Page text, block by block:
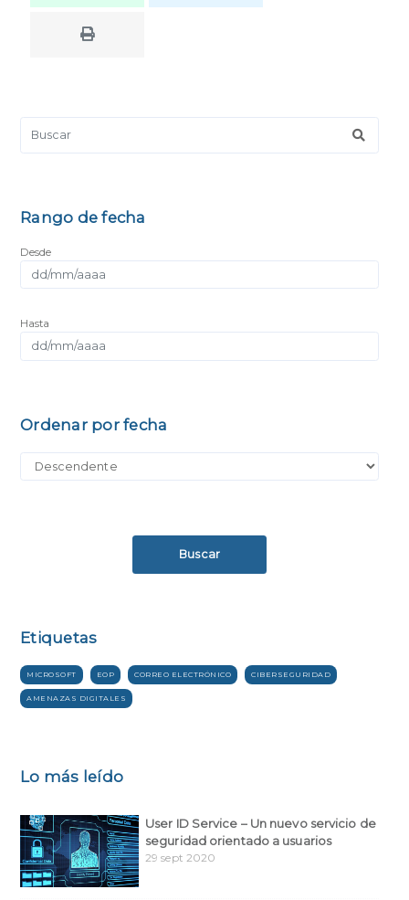
Rango de fecha
Desde
Hasta
Ordenar por fecha
Buscar
Etiquetas
MICROSOFT EOP CORREO ELECTRÓNICO CIBERSEGURIDAD
AMENAZAS DIGITALES
Lo más leído
User ID Service – Un nuevo servicio de
seguridad orientado a usuarios
29 sept 2020